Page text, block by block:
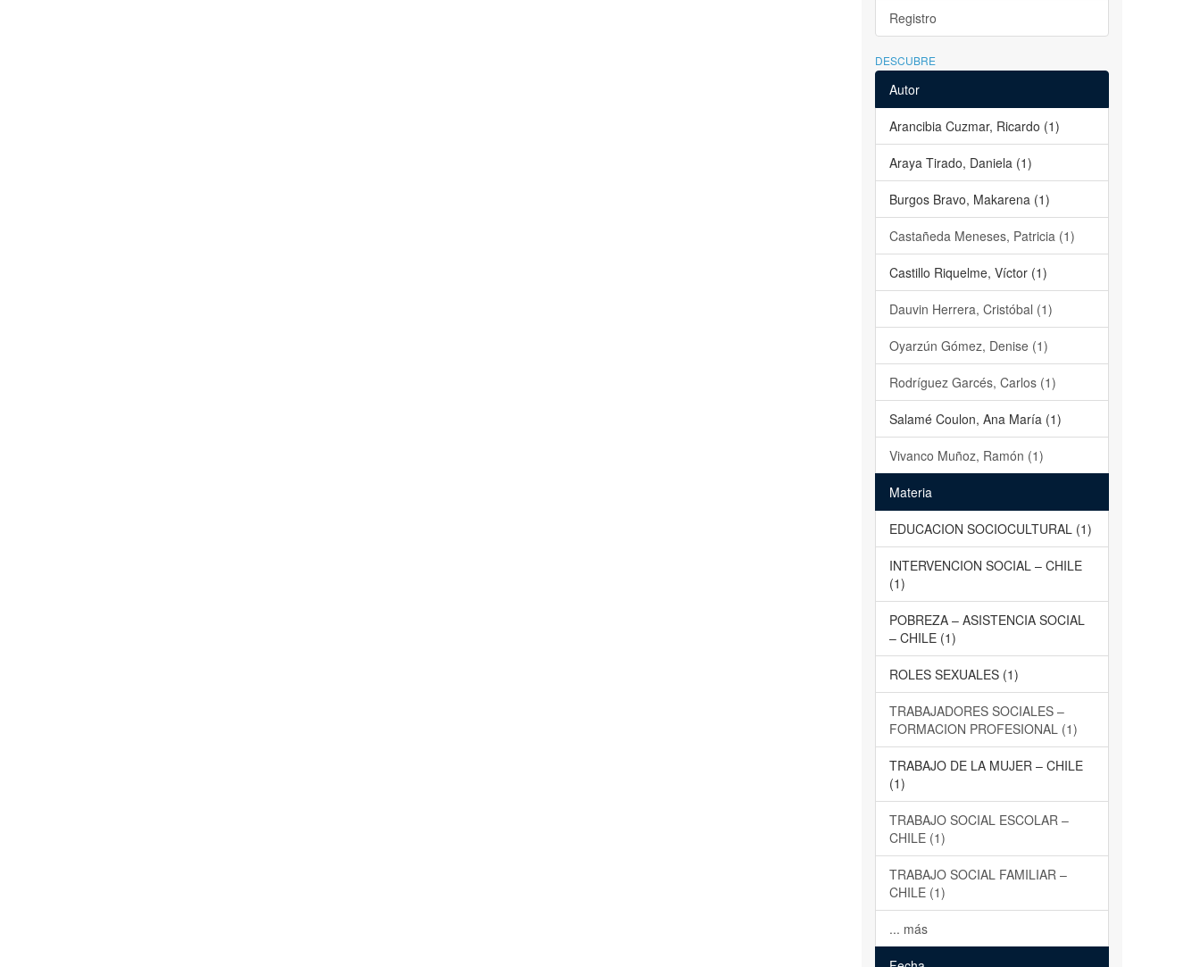
Registro
DESCUBRE
Autor
Arancibia Cuzmar, Ricardo (1)
Araya Tirado, Daniela (1)
Burgos Bravo, Makarena (1)
Castañeda Meneses, Patricia (1)
Castillo Riquelme, Víctor (1)
Dauvin Herrera, Cristóbal (1)
Oyarzún Gómez, Denise (1)
Rodríguez Garcés, Carlos (1)
Salamé Coulon, Ana María (1)
Vivanco Muñoz, Ramón (1)
Materia
EDUCACION SOCIOCULTURAL (1)
INTERVENCION SOCIAL – CHILE
(1)
POBREZA – ASISTENCIA SOCIAL
– CHILE (1)
ROLES SEXUALES (1)
TRABAJADORES SOCIALES –
FORMACION PROFESIONAL (1)
TRABAJO DE LA MUJER – CHILE
(1)
TRABAJO SOCIAL ESCOLAR –
CHILE (1)
TRABAJO SOCIAL FAMILIAR –
CHILE (1)
... más